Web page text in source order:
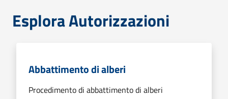
Esplora Autorizzazioni
Abbattimento di alberi
Procedimento di abbattimento di alberi